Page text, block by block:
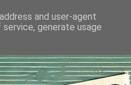
and user-agent
generate usage